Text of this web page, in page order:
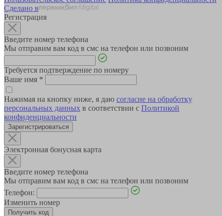
Сделано в
Регистрация
Введите номер телефона
Мы отправим вам код в смс на телефон или позвоним
Требуется подтверждение по номеру
Ваше имя *
Нажимая на кнопку ниже, я даю согласие на обработку
персональных данных в соответствии с Политикой
конфиденциальности
Зарегистрироваться
Электронная бонусная карта
Введите номер телефона
Мы отправим вам код в смс на телефон или позвоним
Телефон:
Изменить номер